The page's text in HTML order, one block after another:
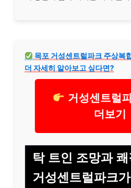
목포 거성센트럴파크 주상복
더 자세히 알아보고 싶다면?
거성센트럴
더보기
탁 트인 조망과
거성센트럴파크